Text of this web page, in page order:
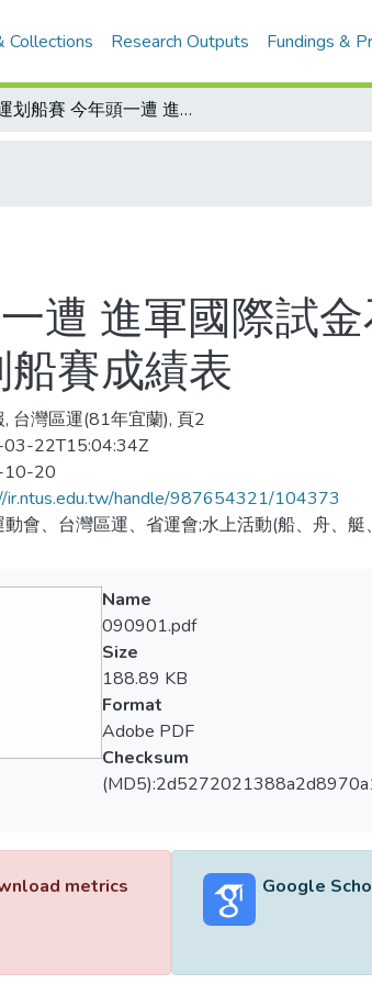
Collections Research Outputs Fundings &
區運划船賽 今年頭一遭 進軍國際試金石 評估奪牌效益 還得多加油 /北京亞運會划船賽成績表
遭 進軍國際試
賽成績表
, 台灣區運(81年宜蘭), 頁2
22T15:04:34Z
20
ir.ntus.edu.tw/handle/987654321/104373
動會、台灣區運、省運會;水上活動(船、舟、
Name
090901.pdf
Size
188.89 KB
Format
Adobe PDF
Checksum
metrics Google